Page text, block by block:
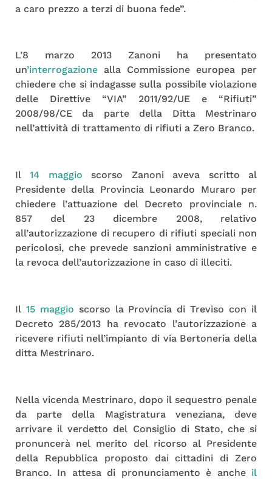
a caro prezzo a terzi di buona fede”.
L’8 marzo 2013 Zanoni ha presentato
un’interrogazione alla Commissione europea per
chiedere che si indagasse sulla possibile violazione
delle Direttive “VIA” 2011/92/UE e “Rifiuti”
2008/98/CE da parte della Ditta Mestrinaro
nell’attività di trattamento di rifiuti a Zero Branco.
Il 14 maggio scorso Zanoni aveva scritto al
Presidente della Provincia Leonardo Muraro per
chiedere l’attuazione del Decreto provinciale n.
857 del 23 dicembre 2008, relativo
all’autorizzazione di recupero di rifiuti speciali non
pericolosi, che prevede sanzioni amministrative e
la revoca dell’autorizzazione in caso di illeciti.
Il 15 maggio scorso la Provincia di Treviso con il
Decreto 285/2013 ha revocato l’autorizzazione a
ricevere rifiuti nell’impianto di via Bertoneria della
ditta Mestrinaro.
Nella vicenda Mestrinaro, dopo il sequestro penale
da parte della Magistratura veneziana, deve
arrivare il verdetto del Consiglio di Stato, che si
pronuncerà nel merito del ricorso al Presidente
della Repubblica proposto dai cittadini di Zero
Branco. In attesa di pronunciamento è ancheil